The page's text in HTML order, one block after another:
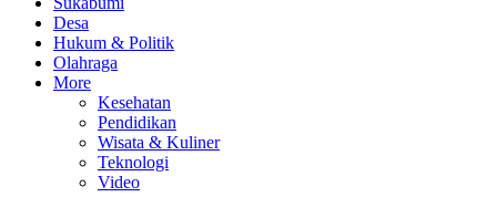
Desa
Hukum & Politik
Olahraga
More
Kesehatan
Pendidikan
Wisata & Kuliner
Teknologi
Video